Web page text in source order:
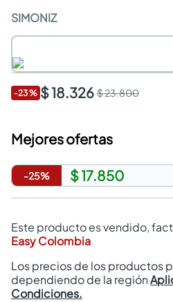
SIMONIZ
-23% $ 18.326$ 23.800
Mejores ofertas
-25% $ 17.850
Este producto es vendido,
Easy Colombia
Los precios de los productos
dependiendo de la región
Condiciones.
armarios closet
comedores